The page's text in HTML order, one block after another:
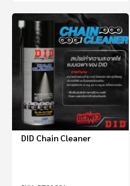
DID Chain Cleaner